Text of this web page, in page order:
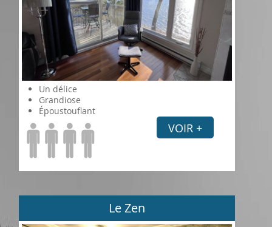
Un délice
Grandiose
Époustouflant
VOIR +
Le Zen